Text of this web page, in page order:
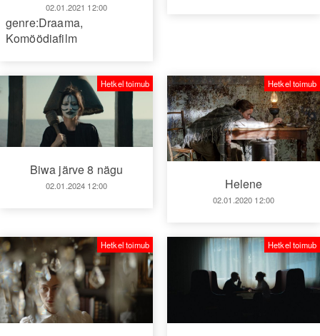
02.01.2021 12:00
genre:Draama,
Komöödiafilm
Biwa järve 8 nägu
02.01.2024 12:00
Hetkel toimub
Helene
02.01.2020 12:00
Hetkel toimub
Hetkel toimub Hetkel toimub